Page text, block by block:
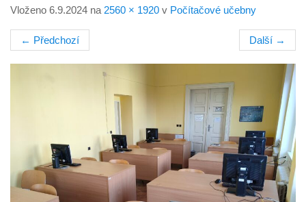
Vloženo 6.9.2024 na 2560 × 1920 v Počítačové učebny
← Předchozí Další →